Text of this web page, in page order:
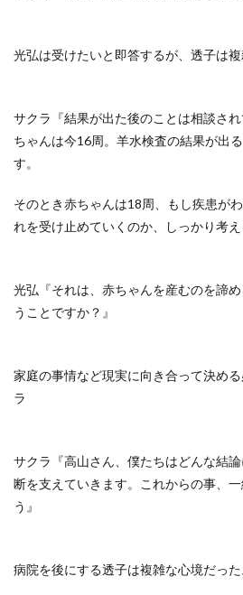
光弘は受けたいと即答するが、透子は
サクラ『結果が出た後のことは相談さ
ちゃんは今16周。羊水検査の結果が出
す。
そのとき赤ちゃんは18周、もし疾患が
れを受け止めていくのか、しっかり考え
光弘『それは、赤ちゃんを産むのを諦
うことですか？』
家庭の事情など現実に向き合って決め
ラ
サクラ『高山さん、僕たちはどんな結
断を支えていきます。これからの事、
う』
病院を後にする透子は複雑な心境だった